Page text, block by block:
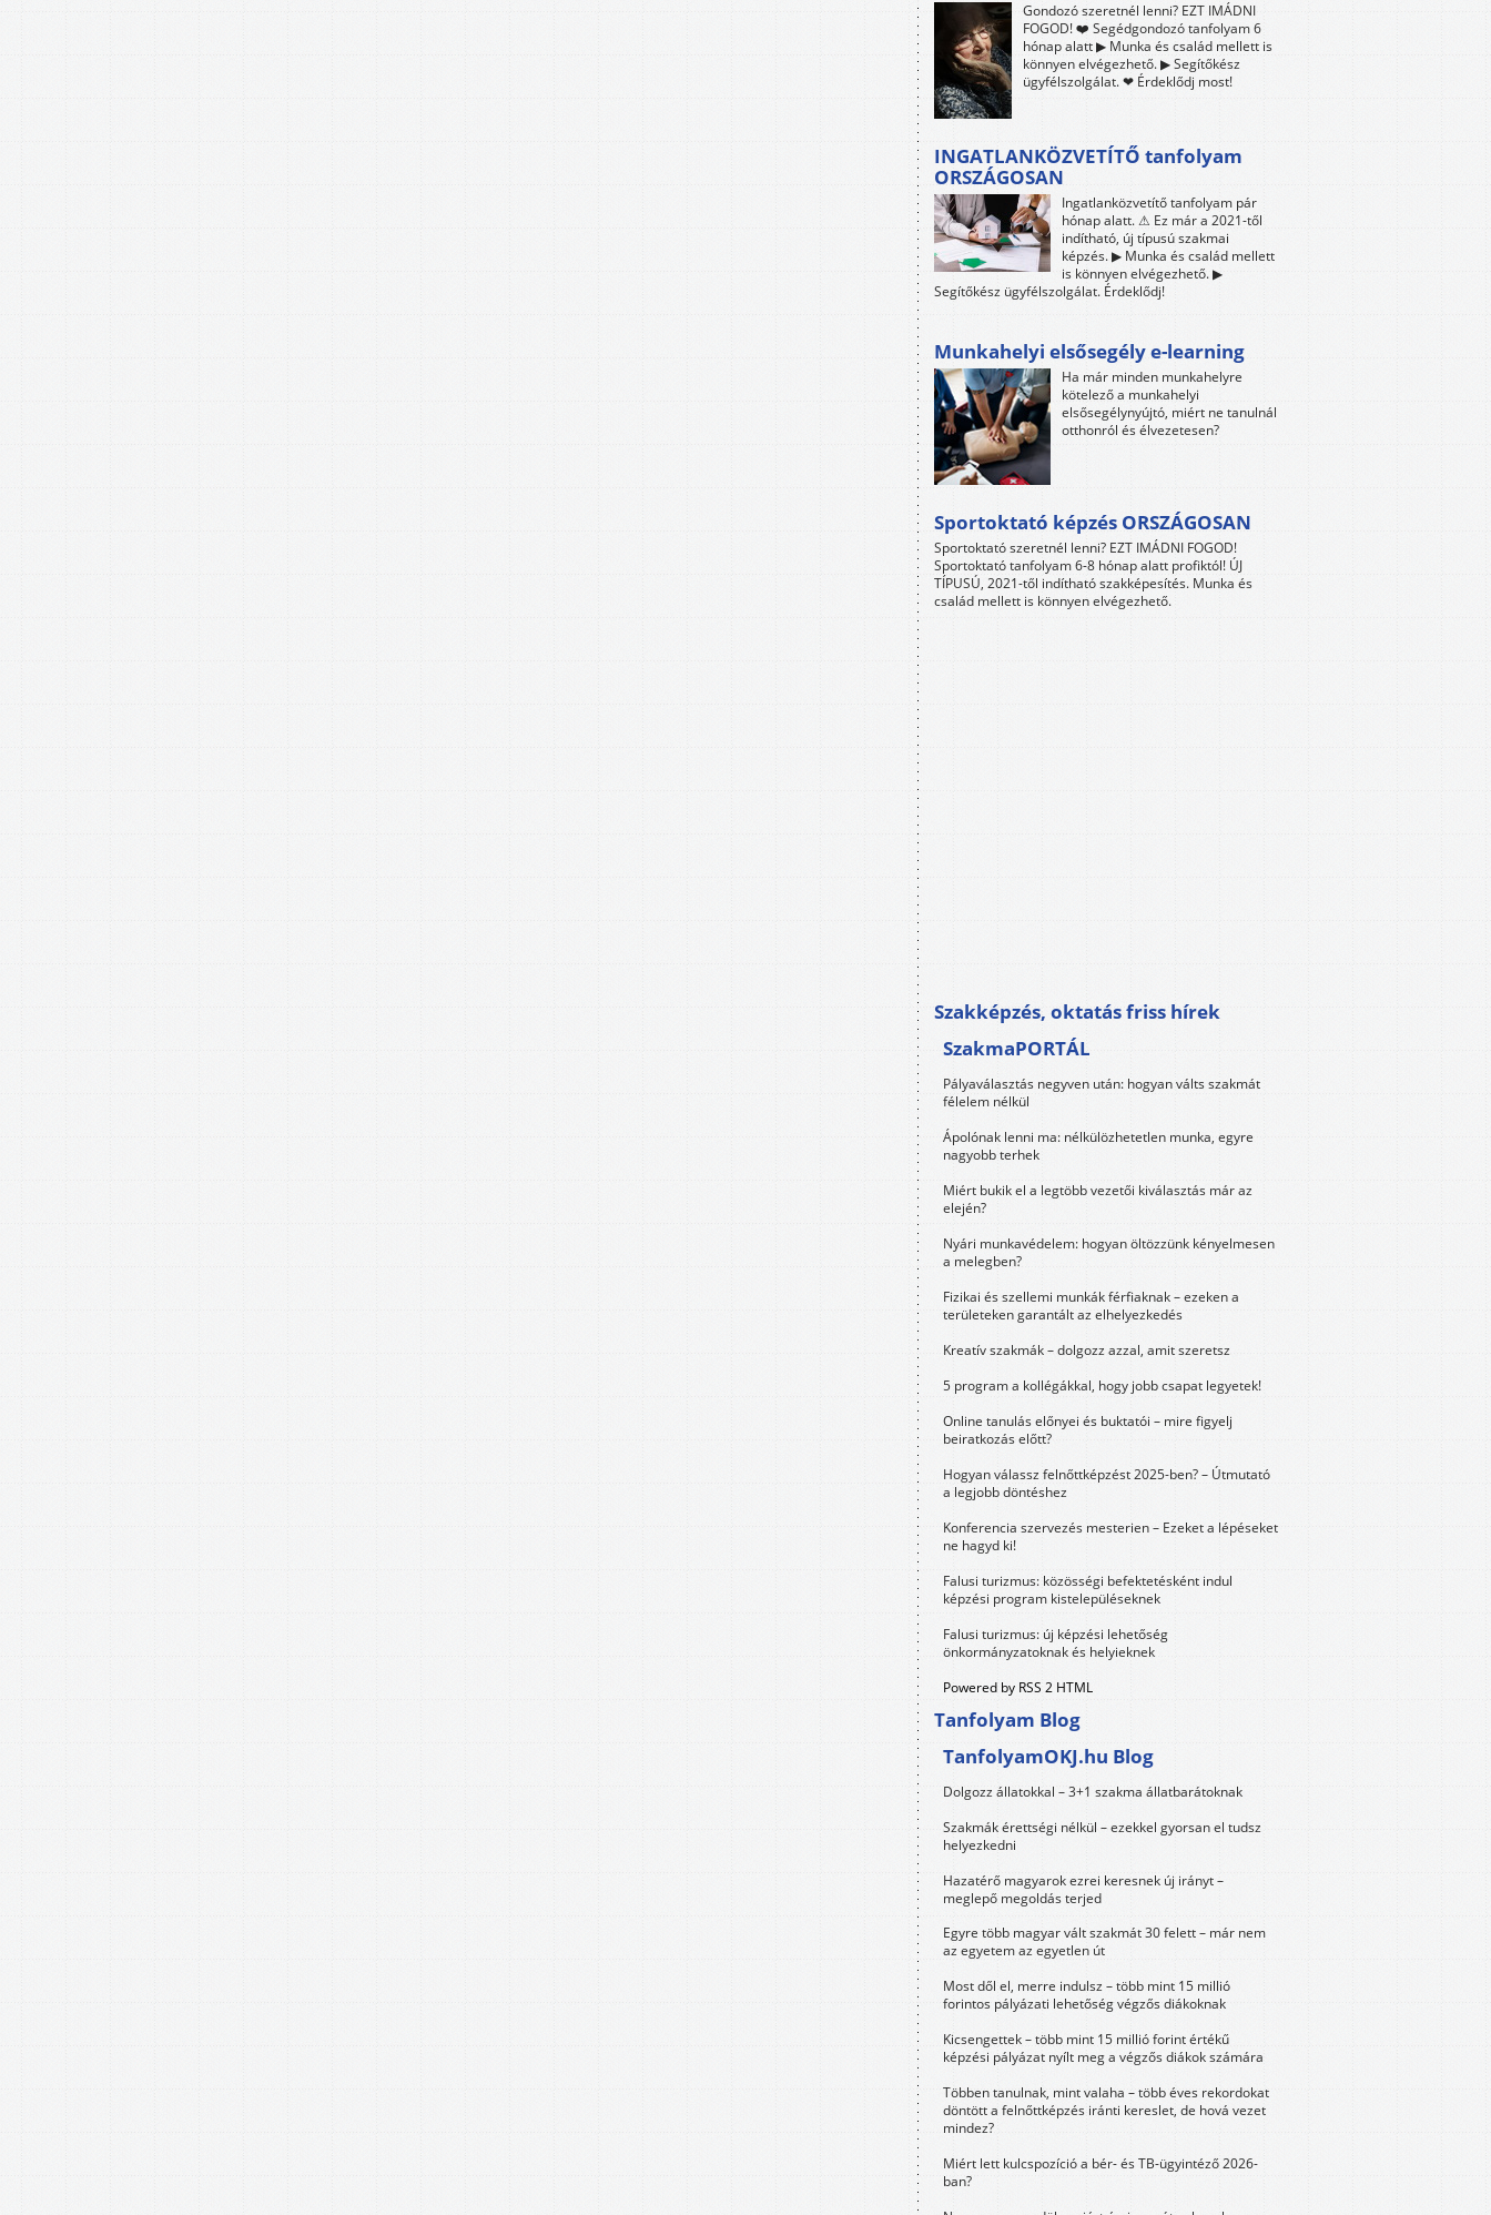
Gondozó szeretnél lenni? EZT IMÁDNI
FOGOD! ❤️ Segédgondozó tanfolyam 6
hónap alatt ▶ Munka és család mellett is
könnyen elvégezhető. ▶ Segítőkész
ügyfélszolgálat. ❤ Érdeklődj most!
INGATLANKÖZVETÍTŐ tanfolyam
ORSZÁGOSAN
Ingatlanközvetítő tanfolyam pár
hónap alatt. ⚠ Ez már a 2021-től
indítható, új típusú szakmai
képzés. ▶ Munka és család mellett
is könnyen elvégezhető. ▶
Segítőkész ügyfélszolgálat. Érdeklődj!
Munkahelyi elsősegély e-learning
Ha már minden munkahelyre
kötelező a munkahelyi
elsősegélynyújtó, miért ne tanulnál
otthonról és élvezetesen?
Sportoktató képzés ORSZÁGOSAN
Sportoktató szeretnél lenni? EZT IMÁDNI FOGOD!
Sportoktató tanfolyam 6-8 hónap alatt profiktól! ÚJ
TÍPUSÚ, 2021-től indítható szakképesítés. Munka és
család mellett is könnyen elvégezhető.
Szakképzés, oktatás friss hírek
SzakmaPORTÁL
Pályaválasztás negyven után: hogyan válts szakmát
félelem nélkül
Ápolónak lenni ma: nélkülözhetetlen munka, egyre
nagyobb terhek
Miért bukik el a legtöbb vezetői kiválasztás már az
elején?
Nyári munkavédelem: hogyan öltözzünk kényelmesen
a melegben?
Fizikai és szellemi munkák férfiaknak – ezeken a
területeken garantált az elhelyezkedés
Kreatív szakmák – dolgozz azzal, amit szeretsz
5 program a kollégákkal, hogy jobb csapat legyetek!
Online tanulás előnyei és buktatói – mire figyelj
beiratkozás előtt?
Hogyan válassz felnőttképzést 2025-ben? – Útmutató
a legjobb döntéshez
Konferencia szervezés mesterien – Ezeket a lépéseket
ne hagyd ki!
Falusi turizmus: közösségi befektetésként indul
képzési program kistelepüléseknek
Falusi turizmus: új képzési lehetőség
önkormányzatoknak és helyieknek
Powered by RSS 2 HTML
Tanfolyam Blog
TanfolyamOKJ.hu Blog
Dolgozz állatokkal – 3+1 szakma állatbarátoknak
Szakmák érettségi nélkül – ezekkel gyorsan el tudsz
helyezkedni
Hazatérő magyarok ezrei keresnek új irányt –
meglepő megoldás terjed
Egyre több magyar vált szakmát 30 felett – már nem
az egyetem az egyetlen út
Most dől el, merre indulsz – több mint 15 millió
forintos pályázati lehetőség végzős diákoknak
Kicsengettek – több mint 15 millió forint értékű
képzési pályázat nyílt meg a végzős diákok számára
Többen tanulnak, mint valaha – több éves rekordokat
döntött a felnőttképzés iránti kereslet, de hová vezet
mindez?
Miért lett kulcspozíció a bér- és TB-ügyintéző 2026-
ban?